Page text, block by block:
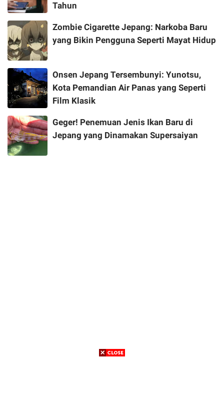
Tahun
Zombie Cigarette Jepang: Narkoba Baru
yang Bikin Pengguna Seperti Mayat Hidup
Onsen Jepang Tersembunyi: Yunotsu,
Kota Pemandian Air Panas yang Seperti
Film Klasik
Geger! Penemuan Jenis Ikan Baru di
Jepang yang Dinamakan Supersaiyan